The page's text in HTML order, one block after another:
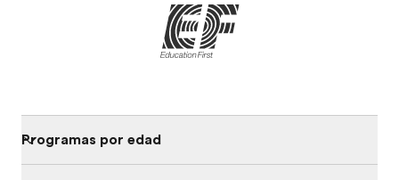
Programas por edad